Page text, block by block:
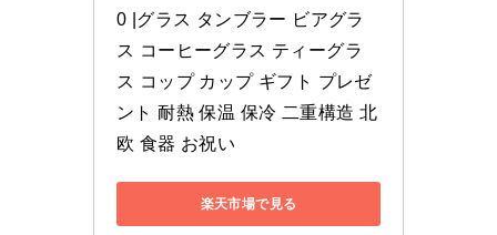
0 |グラス タンブラー ビアグラ
ス コーヒーグラス ティーグラ
ス コップ カップ ギフト プレゼ
ント 耐熱 保温 保冷 二重構造 北
欧 食器 お祝い
楽天市場で見る